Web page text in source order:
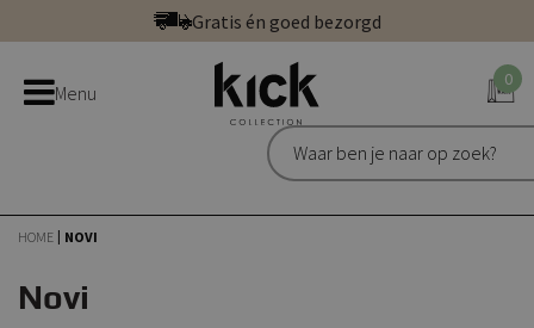
direct
naar
Gratis én goed bezorgd
Bestel bij de officiële Kick webshop
Uitstekend | 300+ reviews
Gratis én goed bezorgd
Menu
0
HOME NOVI
Novi